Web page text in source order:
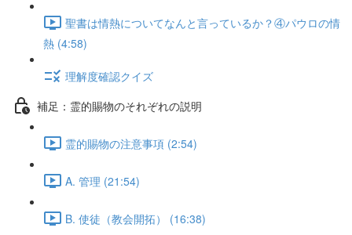
聖書は情熱についてなんと言っているか？④パウロの情
熱 (4:58)
理解度確認クイズ
補足：霊的賜物のそれぞれの説明
霊的賜物の注意事項 (2:54)
A. 管理 (21:54)
B. 使徒（教会開拓） (16:38)